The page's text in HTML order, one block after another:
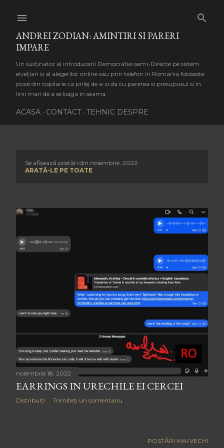
ANDREI ZODIAN: AMINTIRI SI PARERI
IMPARE
Un susținator al introducerii Democrației semi-Directe pe sistem
elvețian si al alegerilor online sau prin telefon in Romania foloseste
poze din copilarie ca prilej de a-si da cu parerea si presupusul si in
linii mari de a se baga in seama.
ACASA CONTACT TEHNIC DESPRE
s
t
ă
Se afișează postări din noiembrie, 2022
ARATĂ-LE PE TOATE
noiembrie 18, 2022
EARRINGS IN URECHILE EI CERCEI
Distribuiți Trimiteți un comentariu
POSTĂRI MAI VECHI